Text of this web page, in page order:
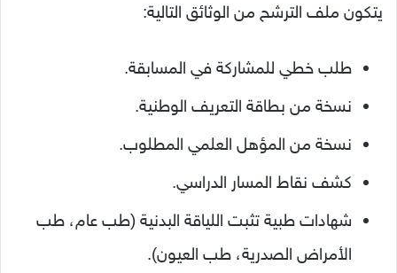
يتكون ملف الترشح من الوثائق التالية:
طلب خطي للمشاركة في المسابقة.
نسخة من بطاقة التعريف الوطنية.
نسخة من المؤهل العلمي المطلوب.
كشف نقاط المسار الدراسي.
شهادات طبية تثبت اللياقة البدنية (طب عام، طب
الأمراض الصدرية، طب العيون).